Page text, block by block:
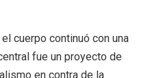
cuerpo continuó con una
fue un proyecto de
en contra de la